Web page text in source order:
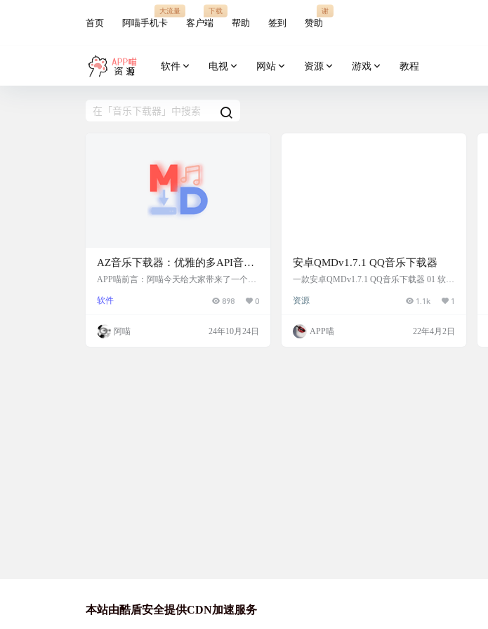
首页 阿喵手机卡
大流量
客户端
下载
帮助 签到 赞助
谢
软件 电视 网站 资源 游戏 教程
AZ音乐下载器：优雅的多API音乐
下载体验，具有美观的UI设计、支
多样的插件功能
APP喵前言：阿喵今天给大家带来了一个超
个下载器用Python编写，集成了多个音乐AP
I设计美观，操作起来也非常简单。最棒的
是，它支持歌单功能，让你可以直接在歌单
软件 898 0
阿喵 24年10月24日
安卓QMDv1.7.1 QQ音乐下载器
一款安卓QMDv1.7.1 QQ音乐下载器 01 软件
2年04月02日 ? 适用设备： 支持安卓 ? 收费
2 系统版本： MIUI12 安卓版本： Android11
测试结果： 高级版 02 功能介绍 截图 简洁实
资源 1.1k 1
APP喵 22年4月2日
本站由酷盾安全提供CDN加速服务